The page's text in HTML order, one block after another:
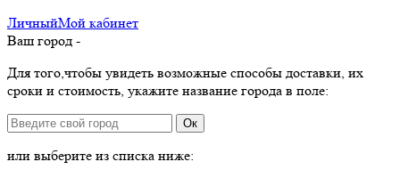
ЛичныйМой кабинет
Ваш город -
Для того,чтобы увидеть возможные способы доставки, их
сроки и стоимость, укажите название города в поле:
Ок
или выберите из списка ниже: